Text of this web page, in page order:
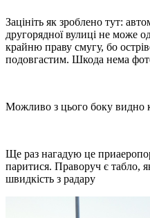
Зацініть як зроблено тут:
другорядної вулиці не може
крайню праву смугу, бо
подовгастим. Шкода нема
Можливо з цього боку видно
Ще раз нагадую це
паритися. Праворуч є табло,
швидкість з радару